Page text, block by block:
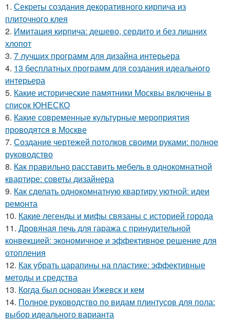
1. Секреты создания декоративного кирпича из
плиточного клея
2. Имитация кирпича: дешево, сердито и без лишних
хлопот
3. 7 лучших программ для дизайна интерьера
4. 13 бесплатных программ для создания идеального
интерьера
5. Какие исторические памятники Москвы включены в
список ЮНЕСКО
6. Какие современные культурные мероприятия
проводятся в Москве
7. Создание чертежей потолков своими руками: полное
руководство
8. Как правильно расставить мебель в однокомнатной
квартире: советы дизайнера
9. Как сделать однокомнатную квартиру уютной: идеи
ремонта
10. Какие легенды и мифы связаны с историей города
11. Дровяная печь для гаража с принудительной
конвекцией: экономичное и эффективное решение для
отопления
12. Как убрать царапины на пластике: эффективные
методы и средства
13. Когда был основан Ижевск и кем
14. Полное руководство по видам плинтусов для пола:
выбор идеального варианта